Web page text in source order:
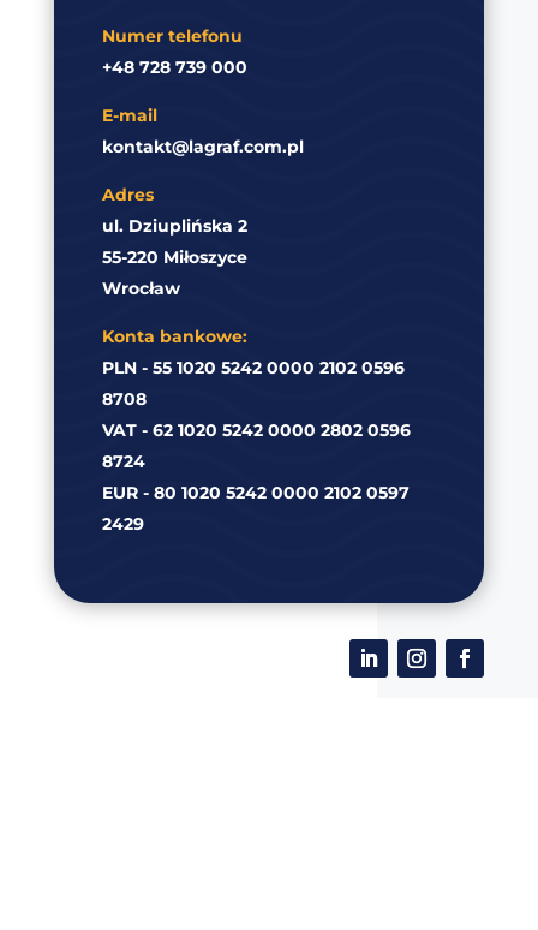
Numer telefonu
+48 728 739 000
E-mail
kontakt@lagraf.com.pl
Adres
ul. Dziuplińska 2
55-220 Miłoszyce
Wrocław
Konta bankowe:
PLN - 55 1020 5242 0000 2102 0596
8708
VAT - 62 1020 5242 0000 2802 0596
8724
EUR - 80 1020 5242 0000 2102 0597
2429